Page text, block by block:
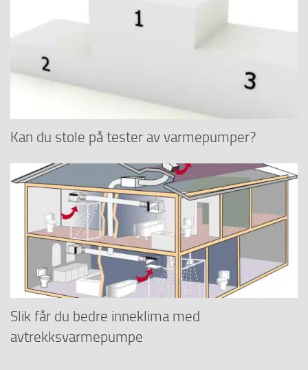
Kan du stole på tester av varmepumper?
Slik får du bedre inneklima med
avtrekksvarmepumpe